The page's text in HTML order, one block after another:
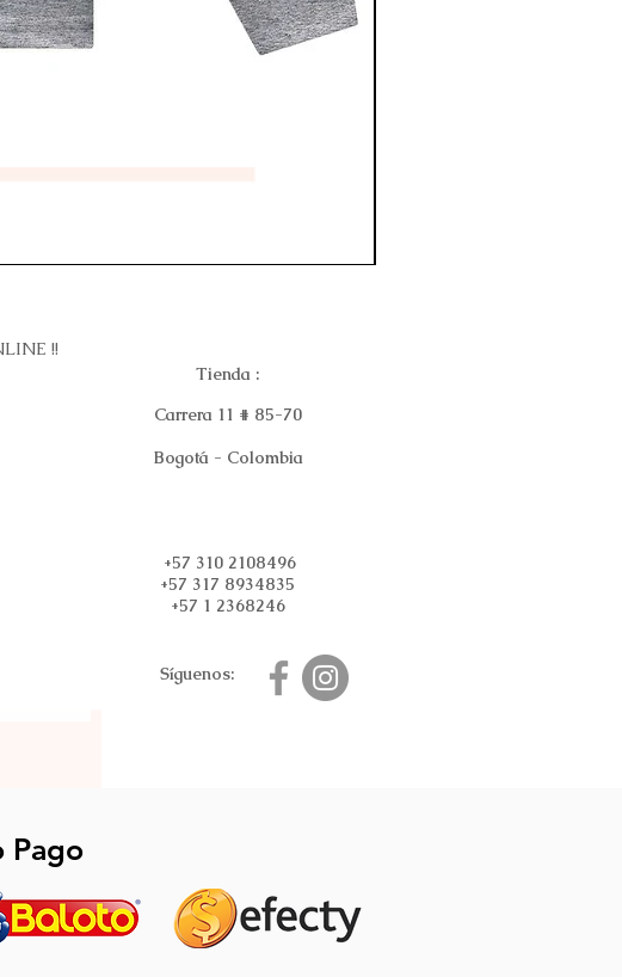
!!
Tienda :
Carrera 11 # 85-70
Bogotá - Colombia
+57 310 2108496
+57 317 8934835
+57 1 2368246
Síguenos:
Pago